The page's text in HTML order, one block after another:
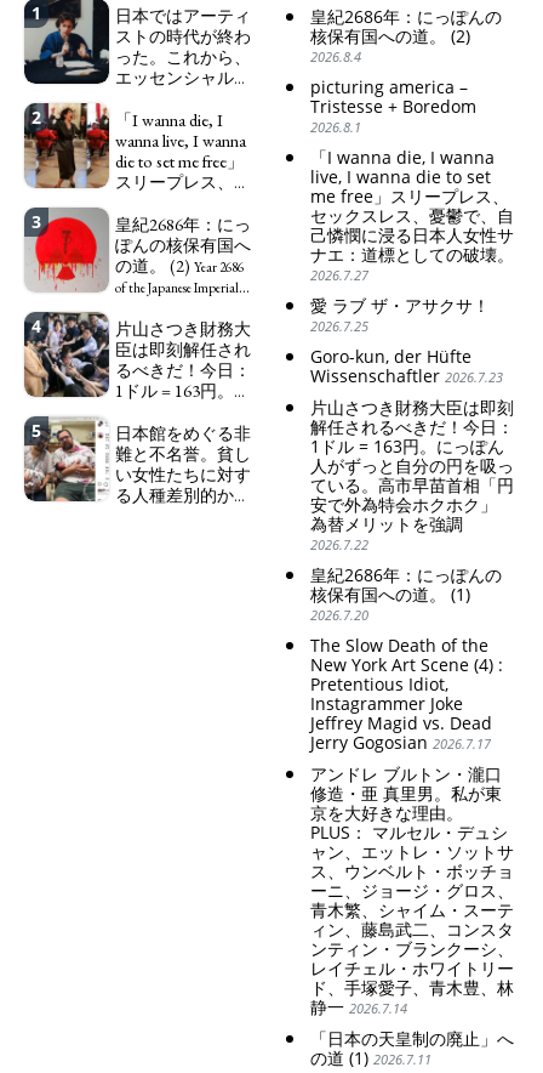
1
日本ではアーティ
ストの時代が終わ
った。これから、
エッセンシャルワ
ワーカー、ソーシ
ャルワーカーと同
じ、アートワーカ
ーになる。We have
word "artist" into the
word "Art Worker"
(similar to "Essential
Worker", "Sex Worker" or
2
「I wanna die, I
wanna live, I wanna
die to set me free」
スリープレス、セ
で、自己憐憫に浸
る日本人女性サナ
エ：道標としての
破壊。"I wanna die, I
set me free" - Sanae, a
Japanese woman who is
sleepless, sexless, depressive
and wallowing in self-
guidepost.
3
皇紀2686年：にっ
ぽんの核保有国へ
の道。 (2) Year 2686
of the Japanese Imperial
Becoming a Nuclear
Power. (2)
4
片山さつき財務大
臣は即刻解任され
るべきだ！今日：
1ドル = 163円。に
自分の円を吸って
いる。高市早苗首
相「円安で外為特
会ホクホク」 為
5
日本館をめぐる非
難と不名誉。貧し
い女性たちに対す
る人種差別的かつ
皇紀2686年：にっぽんの
核保有国への道。 (2)
2026.8.4
picturing america –
Tristesse + Boredom
2026.8.1
「I wanna die, I wanna
live, I wanna die to set
me free」スリープレス、
セックスレス、憂鬱で、自
己憐憫に浸る日本人女性サ
ナエ：道標としての破壊。
2026.7.27
愛 ラブ ザ・アサクサ！
2026.7.25
Goro-kun, der Hüfte
Wissenschaftler 2026.7.23
片山さつき財務大臣は即刻
解任されるべきだ！今日：
1ドル = 163円。にっぽん
人がずっと自分の円を吸っ
ている。高市早苗首相「円
安で外為特会ホクホク」
為替メリットを強調
2026.7.22
皇紀2686年：にっぽんの
核保有国への道。 (1)
2026.7.20
The Slow Death of the
New York Art Scene (4) :
Pretentious Idiot,
Instagrammer Joke
Jeffrey Magid vs. Dead
Jerry Gogosian 2026.7.17
アンドレ ブルトン・瀧口
修造・亜 真里男。私が東
京を大好きな理由。
PLUS： マルセル・デュシ
ャン、エットレ・ソットサ
ス、ウンベルト・ボッチョ
ーニ、ジョージ・グロス、
青木繁、シャイム・スーテ
ィン、藤島武二、コンスタ
ンティン・ブランクーシ、
レイチェル・ホワイトリー
ド、手塚愛子、青木豊、林
静一 2026.7.14
「日本の天皇制の廃止」へ
の道 (1) 2026.7.11